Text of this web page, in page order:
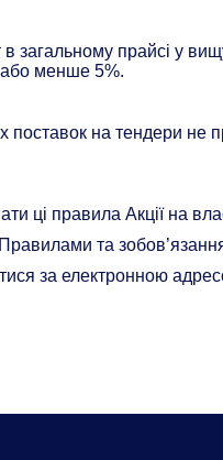
прайсі у
або менше 5%.
на тендери не
ці правила Акції на
та
за електронною